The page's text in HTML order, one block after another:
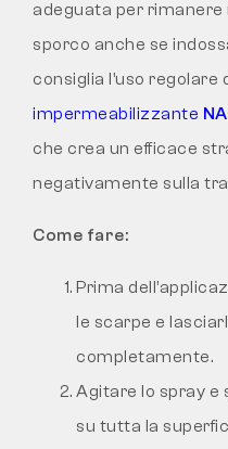
adeguata per rimanere
sporco anche se
consiglia l’uso regolare
impermeabilizzante
che crea un efficace
negativamente sulla
Come fare:
Prima
le scarpe e
completamente.
Agitare lo spray
su tutta la